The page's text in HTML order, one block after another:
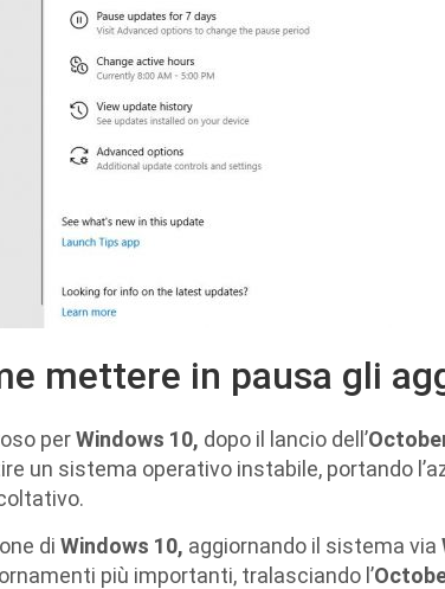
mettere in pausa gli
perWindows 10, dopo il lancio dell’
un sistema operativo instabile, portando
di Windows 10, aggiornando il sistema via
più importanti, tralasciando l’